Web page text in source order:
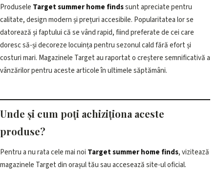
Produsele Target summer home findssunt apreciate pentru
calitate, design modern și prețuri accesibile. Popularitatea lor se
datorează și faptului că se vând rapid, fiind preferate de cei care
doresc să-și decoreze locuința pentru sezonul cald fără efort și
costuri mari. Magazinele Target au raportat o creștere semnificativă a
vânzărilor pentru aceste articole în ultimele săptămâni.
Unde și cum poți achiziționa aceste
produse?
Pentru a nu rata cele mai noi Target summer home finds, vizitează
magazinele Target din orașul tău sau accesează site-ul oficial.